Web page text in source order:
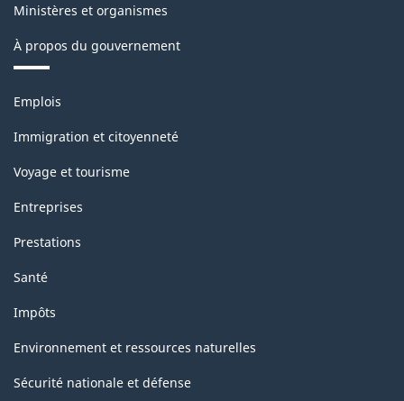
Ministères et organismes
À propos du gouvernement
Thèmes
sujets
Emplois
Immigration et citoyenneté
Voyage et tourisme
Entreprises
Prestations
Santé
Impôts
Environnement et ressources naturelles
Sécurité nationale et défense